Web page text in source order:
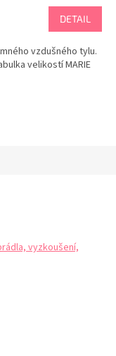
DETAIL
vzdušného tylu.
velikostí MARIE
vyzkoušení,